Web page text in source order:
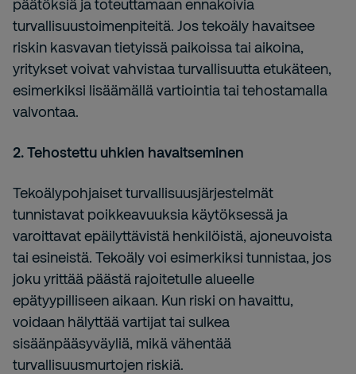
päätöksiä ja toteuttamaan ennakoivia
turvallisuustoimenpiteitä. Jos tekoäly havaitsee
riskin kasvavan tietyissä paikoissa tai aikoina,
yritykset voivat vahvistaa turvallisuutta etukäteen,
esimerkiksi lisäämällä vartiointia tai tehostamalla
valvontaa.
2. Tehostettu uhkien havaitseminen
Tekoälypohjaiset turvallisuusjärjestelmät
tunnistavat poikkeavuuksia käytöksessä ja
varoittavat epäilyttävistä henkilöistä, ajoneuvoista
tai esineistä. Tekoäly voi esimerkiksi tunnistaa, jos
joku yrittää päästä rajoitetulle alueelle
epätyypilliseen aikaan. Kun riski on havaittu,
voidaan hälyttää vartijat tai sulkea
sisäänpääsyväyliä, mikä vähentää
turvallisuusmurtojen riskiä.